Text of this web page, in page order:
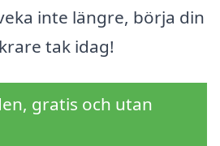
inte längre, börja din
tak idag!
gratis och utan